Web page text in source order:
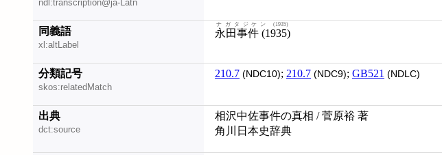
ndl:transcription@ja-Latn
同義語
xl:altLabel
永田事件 (1935)
ナガタジケン (1935)
分類記号
skos:relatedMatch
210.7 (NDC10); 210.7 (NDC9); GB521 (NDLC)
出典
dct:source
相沢中佐事件の真相 / 菅原裕 著
角川日本史辞典